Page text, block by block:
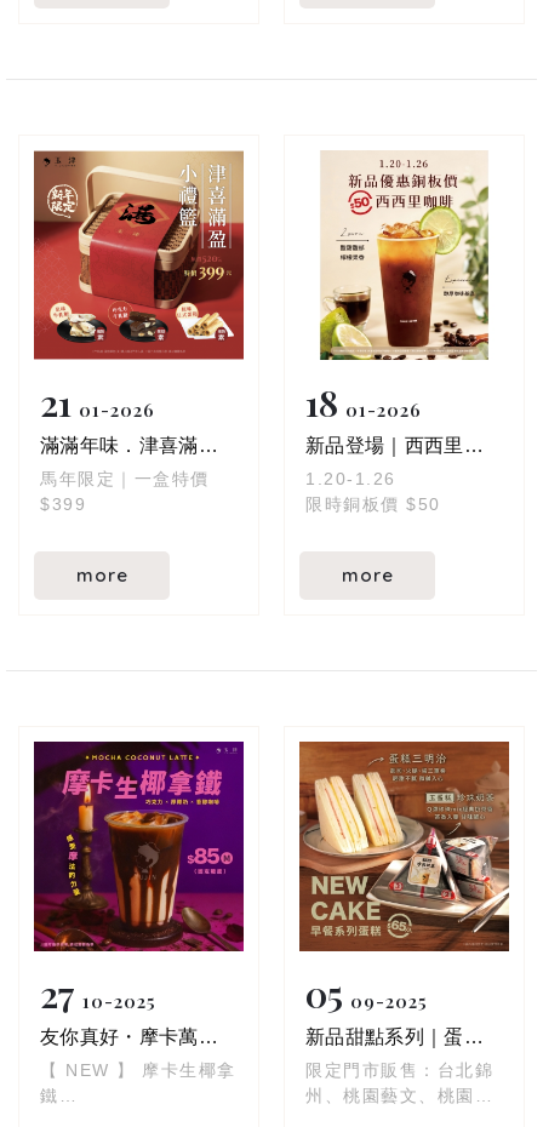
以麻將作為蛋糕造型
斯 x 巧克力蛋糕
一口咬下三重口感，滿
滿幸福感 ( ˶ˊᵕˋ)੭♡
$75／個
層層堆疊出剛剛好的甜
香濃而不膩
$75／杯
給努力的自己
一顆剛剛好的療癒時
刻 ✿⁺
21 01 2026
滿滿年味．津喜滿盈小禮籃
馬年限定｜一盒特價
$399
more
18 01 2026
​​​​​​​新品登場｜西西里咖啡
1.20-1.26
限時銅板價 $50
more
27 10 2025
友你真好・摩卡萬聖夜
【 NEW 】 摩卡生椰拿
鐵
05 09 2025
新品甜點系列｜蛋糕三明治、玉蛋糕(珍珠奶茶) 新品上市
限定門市販售：台北錦
州、桃園藝文、桃園南